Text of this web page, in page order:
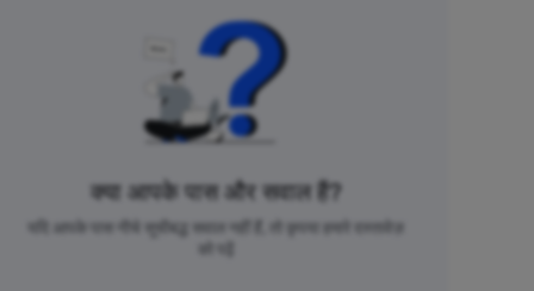
क्या आपके पास और सवाल हैं?
यदि आपके पास नीचे सूचीबद्ध सवाल नहीं हैं, तो कृपया हमारे दस्तावेज़